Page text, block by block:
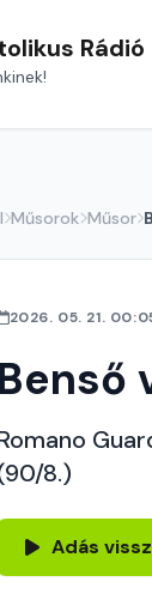
Rádió
Műsorok Műsor
2026. 05. 21.
Benső
8.)
Adás